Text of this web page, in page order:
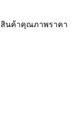
สินค้าคุณภาพราคา